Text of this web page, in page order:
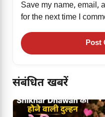
Save my name, email,
for the next time I
संबंधित खबरें